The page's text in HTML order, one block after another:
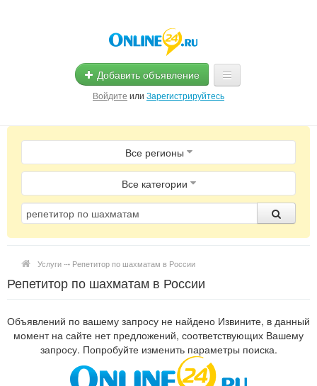
Добавить объявление
Войдите или Зарегистрируйтесь
Главная
Помощь
Услуги
Магазины
Объявления
Все регионы
Все категории
Услуги ⤏ Репетитор по шахматам в России
Репетитор по шахматам в России
Объявлений по вашему запросу не найдено Извините, в данный
момент на сайте нет предложений, соответствующих Вашему
запросу. Попробуйте изменить параметры поиска.